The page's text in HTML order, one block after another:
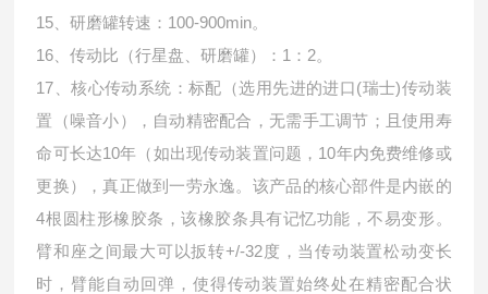
15、研磨罐转速：100-900min。
16、传动比（行星盘、研磨罐）：1：2。
17、核心传动系统：标配（选用先进的进口(瑞士)传动装
置（噪音小），自动精密配合，无需手工调节；且使用寿
命可长达10年（如出现传动装置问题，10年内免费维修或
更换），真正做到一劳永逸。该产品的核心部件是内嵌的
4根圆柱形橡胶条，该橡胶条具有记忆功能，不易变形。
臂和座之间最大可以扳转+/-32度，当传动装置松动变长
时，臂能自动回弹，使得传动装置始终处在精密配合状